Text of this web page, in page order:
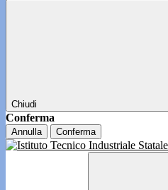
Chiudi
Conferma
Annulla Conferma